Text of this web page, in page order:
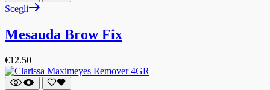
Scegli
Mesauda Brow Fix
€12.50